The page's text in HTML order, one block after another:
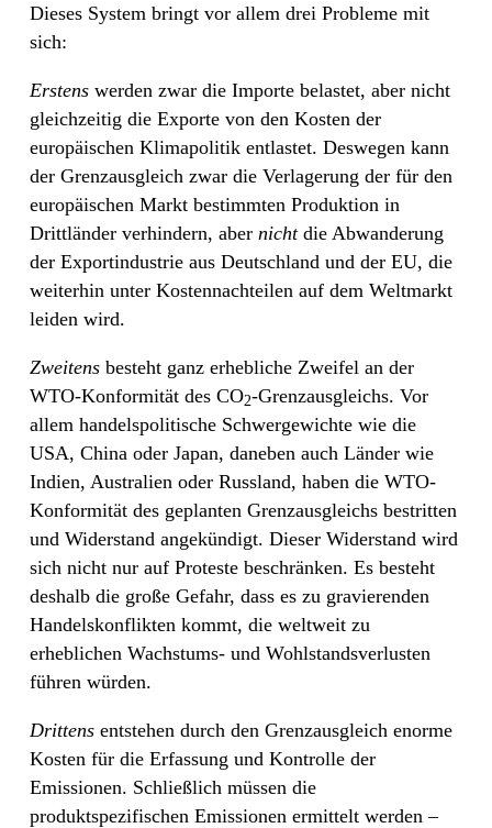
Dieses System bringt vor allem drei Probleme mit
sich:
Erstens werden zwar die Importe belastet, aber nicht
gleichzeitig die Exporte von den Kosten der
europäischen Klimapolitik entlastet. Deswegen kann
der Grenzausgleich zwar die Verlagerung der für den
europäischen Markt bestimmten Produktion in
Drittländer verhindern, aber nichtdie Abwanderung
der Exportindustrie aus Deutschland und der EU, die
weiterhin unter Kostennachteilen auf dem Weltmarkt
leiden wird.
Zweitens besteht ganz erhebliche Zweifel an der
WTO-Konformität des CO2-Grenzausgleichs. Vor
allem handelspolitische Schwergewichte wie die
USA, China oder Japan, daneben auch Länder wie
Indien, Australien oder Russland, haben die WTO-
Konformität des geplanten Grenzausgleichs bestritten
und Widerstand angekündigt. Dieser Widerstand wird
sich nicht nur auf Proteste beschränken. Es besteht
deshalb die große Gefahr, dass es zu gravierenden
Handelskonflikten kommt, die weltweit zu
erheblichen Wachstums- und Wohlstandsverlusten
führen würden.
Drittens entstehen durch den Grenzausgleich enorme
Kosten für die Erfassung und Kontrolle der
Emissionen. Schließlich müssen die
produktspezifischen Emissionen ermittelt werden –